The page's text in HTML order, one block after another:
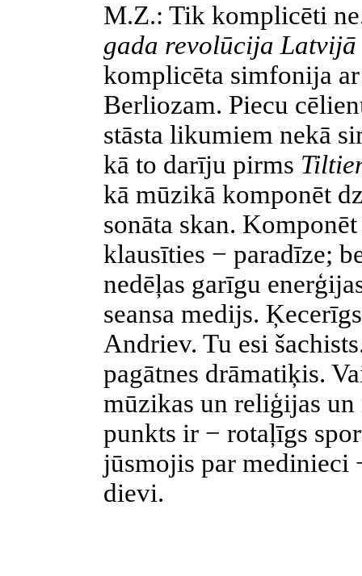
M.Z.: Tik komplicēti
gada revolūcija Latvijā
komplicēta simfonija
Berliozam. Piecu
stāsta likumiem nekā
kā to darīju pirms
kā mūzikā komponēt
sonāta skan.
klausīties − paradīze;
nedēļas garīgu
seansa medijs.
Andriev. Tu esi
pagātnes drāmatiķis.
mūzikas un reliģijas un
punkts ir − rotaļīgs
jūsmojis par medinieci
dievi.